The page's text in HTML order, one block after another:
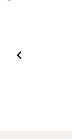
Loading...
Video